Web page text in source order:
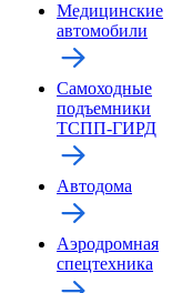
Медицинские
автомобили
Самоходные
подъемники
ТСПП-ГИРД
Автодома
Аэродромная
спецтехника